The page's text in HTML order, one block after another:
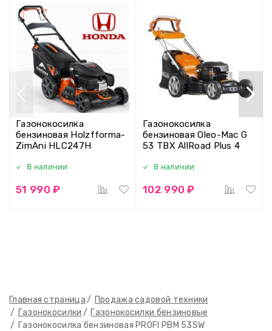
Главная страница
Продажа садовой техники
Газонокосилки
Газонокосилки бензиновые
Газонокосилка бензиновая PROFI PBM 53SW
Газонокосилка
бензиновая Holzfforma-
ZimAni HLC247H
В наличии
51 990 ₽
Газонокосилка
бензиновая Oleo-Mac G
53 TBX AllRoad Plus 4
В наличии
102 990 ₽